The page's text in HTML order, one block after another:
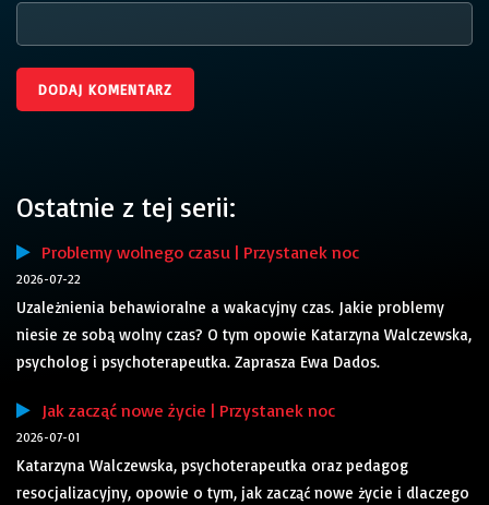
Ostatnie z tej serii:
Problemy wolnego czasu | Przystanek noc
2026-07-22
Uzależnienia behawioralne a wakacyjny czas. Jakie problemy
niesie ze sobą wolny czas? O tym opowie Katarzyna Walczewska,
psycholog i psychoterapeutka. Zaprasza Ewa Dados.
Jak zacząć nowe życie | Przystanek noc
2026-07-01
Katarzyna Walczewska, psychoterapeutka oraz pedagog
resocjalizacyjny, opowie o tym, jak zacząć nowe życie i dlaczego